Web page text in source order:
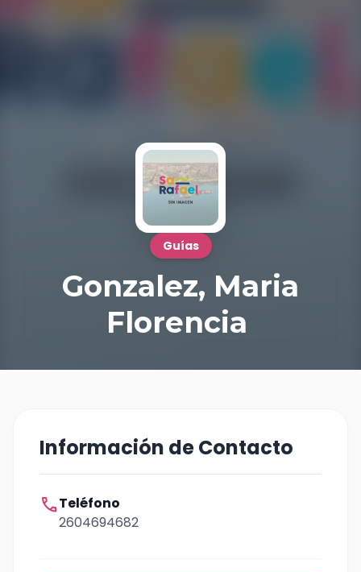
Guías
Gonzalez, Maria
Florencia
Información de Contacto
callTeléfono
2604694682